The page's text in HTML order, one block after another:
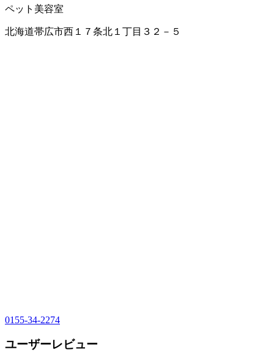
ペット美容室
北海道帯広市西１７条北１丁目３２－５
0155-34-2274
ユーザーレビュー